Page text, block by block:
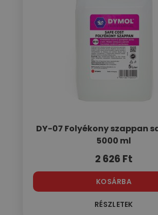
DY-07 Folyékony szappan
5000 ml
2 626 Ft
KOSÁRBA
RÉSZLETEK